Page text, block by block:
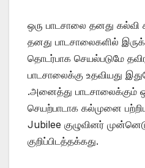
ஒரு பாடசாலை தனது கல்வி
தனது பாடசாலைகளில்
தொடர்பாக செயல்படுமே
பாடசாலைக்கு உதவியது
.அனைத்து பாடசாலைக்கும்
செயற்பாடாக கல்முனை
Jubilee குழுவினர்
குறிப்பிடத்தக்கது.